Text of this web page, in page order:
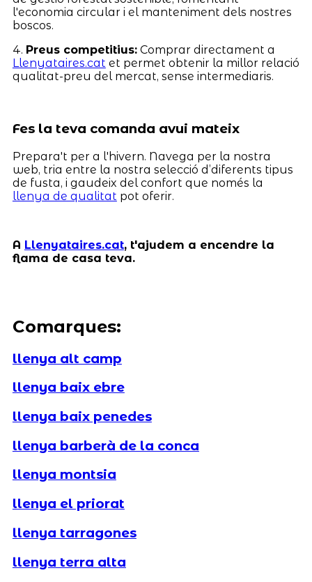
l'economia circular i el manteniment dels nostres
boscos.
4. Preus competitius:Comprar directament a
Llenyataires.cat et permet obtenir la millor relació
qualitat-preu del mercat, sense intermediaris.
Fes la teva comanda avui mateix
Prepara't per a l'hivern. Navega per la nostra
web, tria entre la nostra selecció d’diferents tipus
de fusta, i gaudeix del confort que només la
llenya de qualitat pot oferir.
A Llenyataires.cat, t'ajudem a encendre la
flama de casa teva.
Comarques:
llenya alt camp
llenya baix ebre
llenya baix penedes
llenya barberà de la conca
llenya montsia
llenya el priorat
llenya tarragones
llenya terra alta